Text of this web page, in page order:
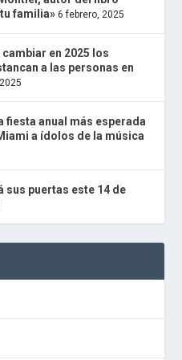
familia» 6 febrero, 2025
en 2025 los
a las personas en
fiesta anual más esperada
a ídolos de la música
sus puertas este 14 de